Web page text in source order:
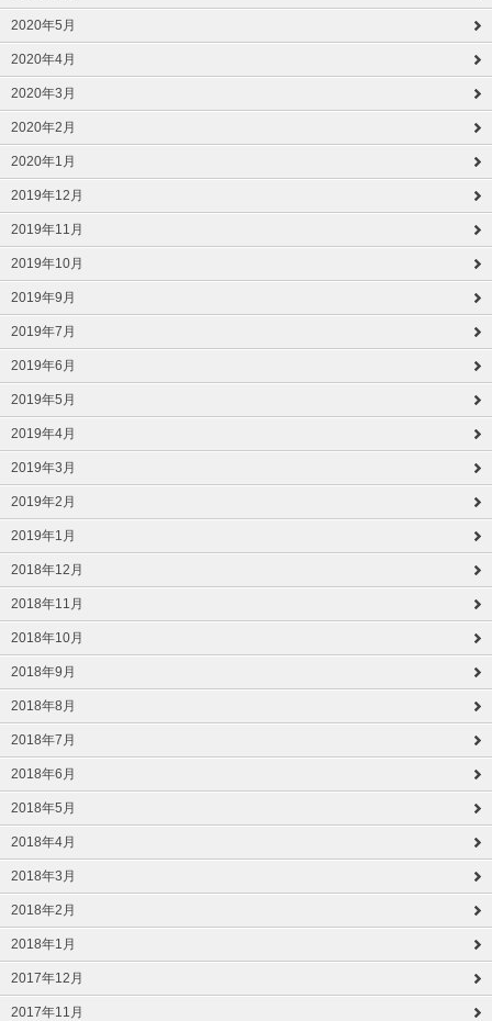
2020年5月
2020年4月
2020年3月
2020年2月
2020年1月
2019年12月
2019年11月
2019年10月
2019年9月
2019年7月
2019年6月
2019年5月
2019年4月
2019年3月
2019年2月
2019年1月
2018年12月
2018年11月
2018年10月
2018年9月
2018年8月
2018年7月
2018年6月
2018年5月
2018年4月
2018年3月
2018年2月
2018年1月
2017年12月
2017年11月